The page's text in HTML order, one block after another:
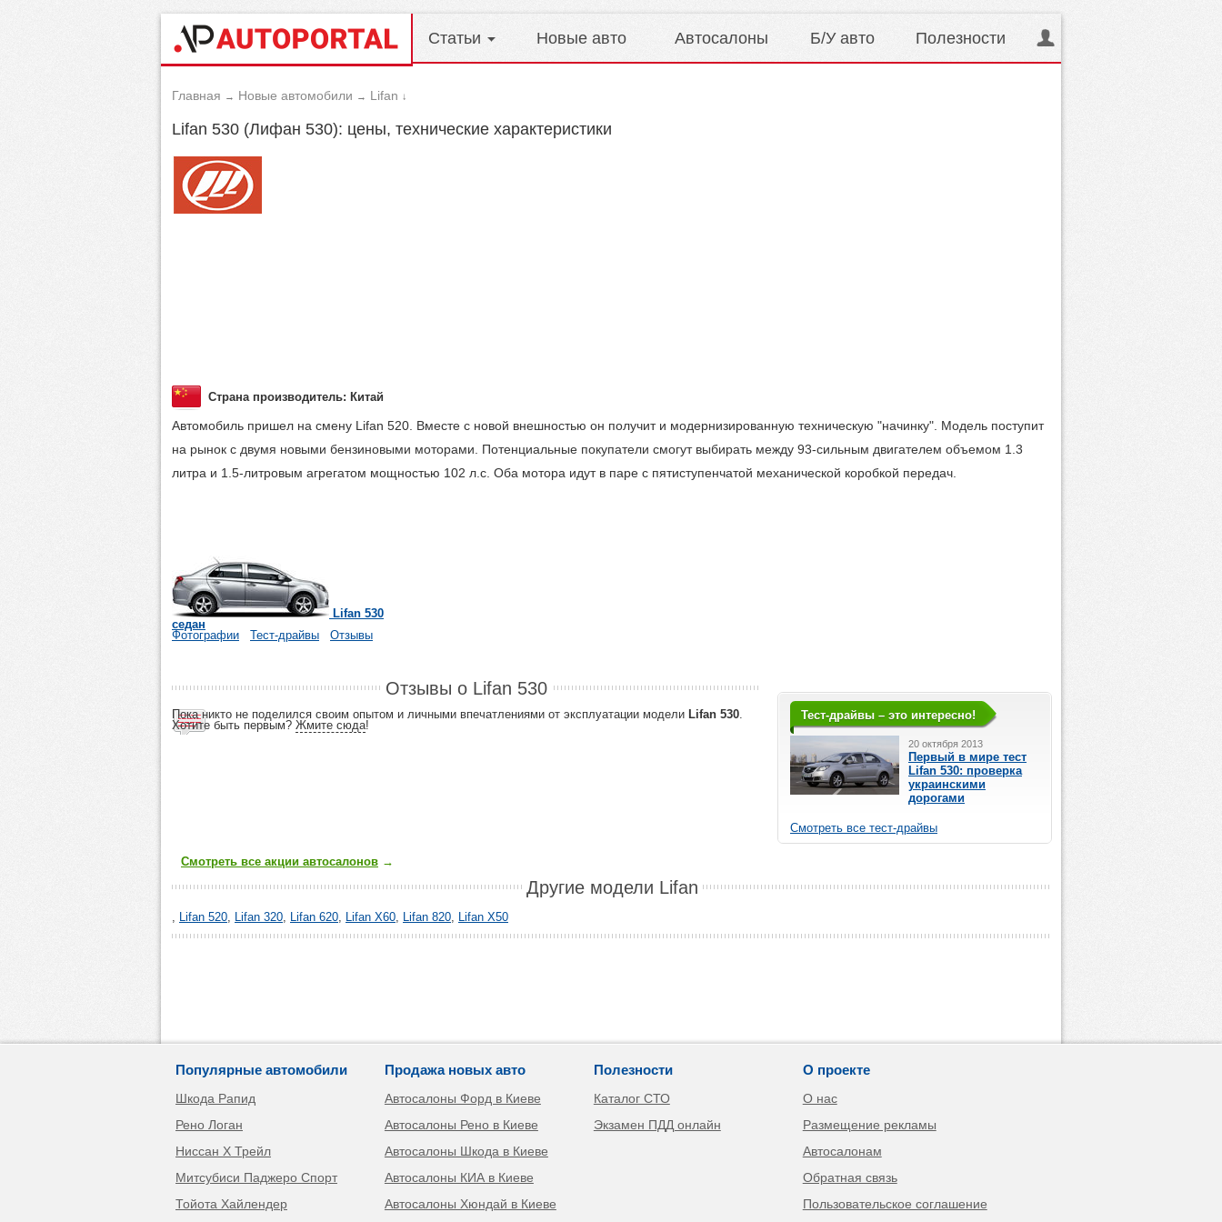
Статьи Новые авто Автосалоны Б/У авто Полезности
Главная → Новые автомобили → Lifan ↓
Lifan 530 (Лифан 530): цены, технические характеристики
Страна производитель: Китай
Автомобиль пришел на смену Lifan 520. Вместе с новой внешностью он получит и модернизированную техническую "начинку". Модель поступит
на рынок с двумя новыми бензиновыми моторами. Потенциальные покупатели смогут выбирать между 93-сильным двигателем объемом 1.3
литра и 1.5-литровым агрегатом мощностью 102 л.с. Оба мотора идут в паре с пятиступенчатой механической коробкой передач.
Lifan 530
седан
Фотографии
Тест-драйвы Отзывы
Отзывы о Lifan 530
Пока никто не поделился своим опытом и личными впечатлениями от эксплуатации модели Lifan 530
Хотите быть первым? Жмите сюда!
Тест-драйвы – это интересно!
20 октября 2013
Первый в мире тест
Lifan 530: проверка
украинскими
дорогами
Смотреть все тест-драйвы
Смотреть все акции автосалонов →
Другие модели Lifan
Lifan 520 Lifan 320 Lifan 620 Lifan X60 Lifan 820 Lifan X50
Популярные автомобили
Шкода Рапид
Рено Логан
Ниссан Х Трейл
Митсубиси Паджеро Спорт
Тойота Хайлендер
Продажа новых авто
Автосалоны Форд в Киеве
Автосалоны Рено в Киеве
Автосалоны Шкода в Киеве
Автосалоны КИА в Киеве
Автосалоны Хюндай в Киеве
Полезности
Каталог СТО
Экзамен ПДД онлайн
О проекте
О нас
Размещение рекламы
Автосалонам
Обратная связь
Пользовательское соглашение